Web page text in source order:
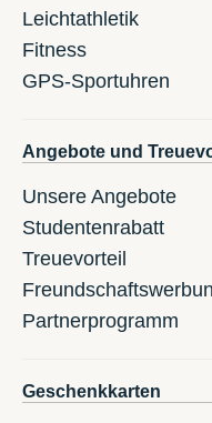
Leichtathletik
Fitness
GPS-Sportuhren
Angebote und
Unsere Angebote
Studentenrabatt
Treuevorteil
Partnerprogramm
Geschenkkarten